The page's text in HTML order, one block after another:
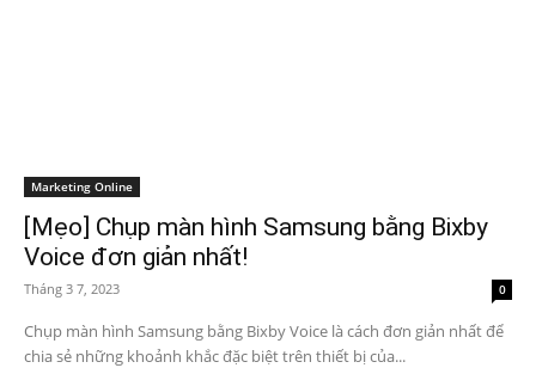
Marketing Online
[Mẹo] Chụp màn hình Samsung bằng Bixby
Voice đơn giản nhất!
Tháng 3 7, 2023 0
Chụp màn hình Samsung bằng Bixby Voice là cách đơn giản nhất để
chia sẻ những khoảnh khắc đặc biệt trên thiết bị của...